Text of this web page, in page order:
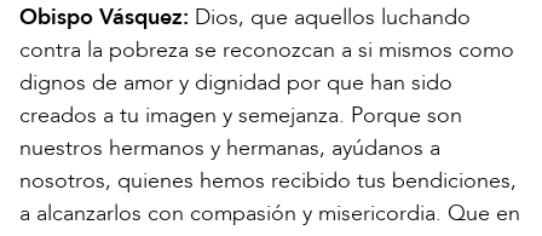
Obispo Vásquez: Dios, que aquellos luchando
contra la pobreza se reconozcan a si mismos como
dignos de amor y dignidad por que han sido
creados a tu imagen y semejanza. Porque son
nuestros hermanos y hermanas, ayúdanos a
nosotros, quienes hemos recibido tus bendiciones,
a alcanzarlos con compasión y misericordia. Que en